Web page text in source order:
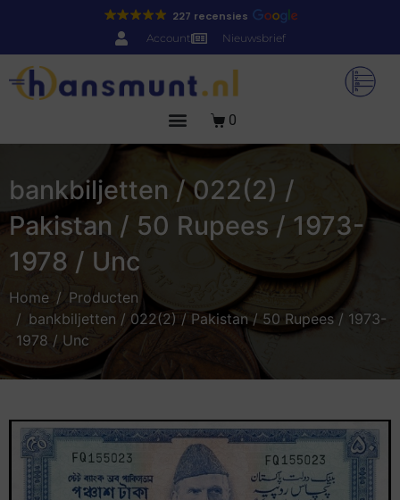
227 recensies
Account Nieuwsbrief
0
bankbiljetten / 022(2) /
Pakistan / 50 Rupees / 1973-
1978 / Unc
Home
Producten
bankbiljetten / 022(2) / Pakistan / 50 Rupees / 1973-
1978 / Unc